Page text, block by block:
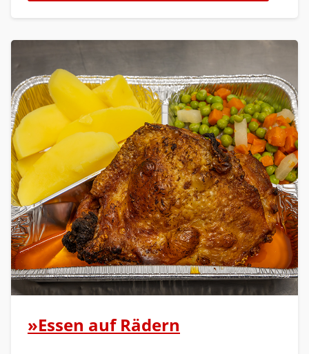
»Essen auf Rädern